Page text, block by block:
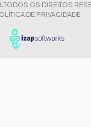
TODOS OS DIREITOS
DE PRIVACIDADE